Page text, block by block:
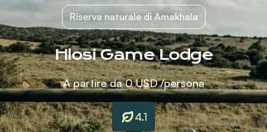
Riserva naturale di Amakhala
Hlosi Game Lodge
A partire da0 USD/persona
4.1